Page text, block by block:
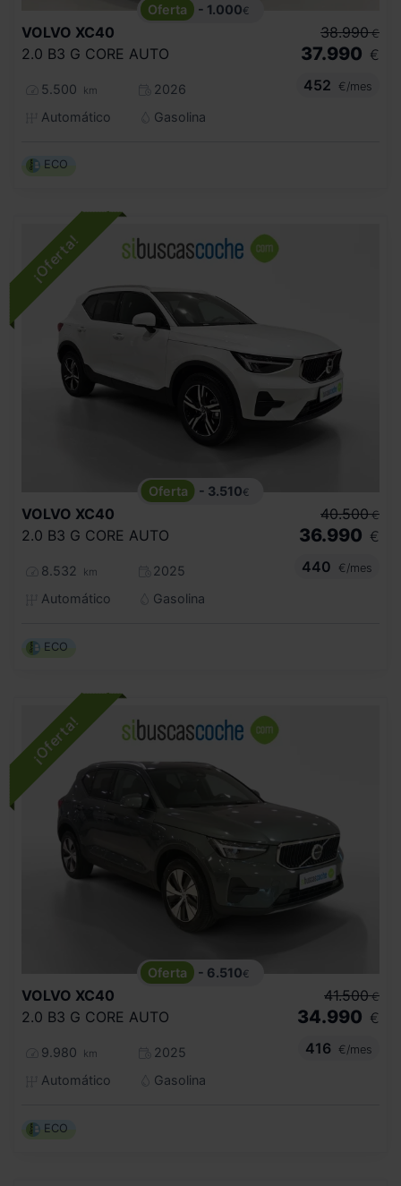
- 1.000€
VOLVO XC40
2.0 B3 G CORE AUTO
5.500 km
2026
Automático
Gasolina
38.990 €
37.990 €
452
€/mes
ECO
- 3.510€
VOLVO XC40
2.0 B3 G CORE AUTO
8.532 km
2025
Automático
Gasolina
40.500 €
36.990 €
440
€/mes
ECO
- 6.510€
VOLVO XC40
2.0 B3 G CORE AUTO
9.980 km
2025
Automático
Gasolina
41.500 €
34.990 €
416
€/mes
ECO